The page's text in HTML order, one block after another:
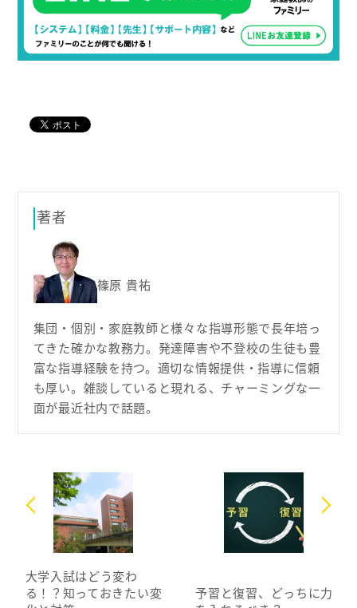
著者
篠原 貴祐
集団・個別・家庭教師と様々な指導形態で長年培っ
てきた確かな教務力。発達障害や不登校の生徒も豊
富な指導経験を持つ。適切な情報提供・指導に信頼
も厚い。雑談していると現れる、チャーミングな一
面が最近社内で話題。
大学入試はどう変わ
る！？知っておきたい変
予習と復習、どっちに力